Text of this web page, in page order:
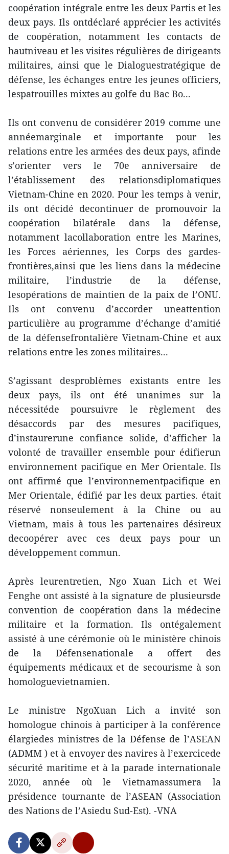
coopération intégrale entre les deux Partis et les
deux pays. Ils ontdéclaré apprécier les activités
de coopération, notamment les contacts de
hautniveau et les visites régulières de dirigeants
militaires, ainsi que le Dialoguestratégique de
défense, les échanges entre les jeunes officiers,
lespatrouilles mixtes au golfe du Bac Bo...
Ils ont convenu de considérer 2019 comme une
annéemarginale et importante pour les
relations entre les armées des deux pays, afinde
s’orienter vers le 70e anniversaire de
l’établissement des relationsdiplomatiques
Vietnam-Chine en 2020. Pour les temps à venir,
ils ont décidé decontinuer de promouvoir la
coopération bilatérale dans la défense,
notamment lacollaboration entre les Marines,
les Forces aériennes, les Corps des gardes-
frontières,ainsi que les liens dans la médecine
militaire, l’industrie de la défense,
lesopérations de maintien de la paix de l’ONU.
Ils ont convenu d’accorder uneattention
particulière au programme d’échange d’amitié
de la défensefrontalière Vietnam-Chine et aux
relations entre les zones militaires...
S’agissant desproblèmes existants entre les
deux pays, ils ont été unanimes sur la
nécessitéde poursuivre le règlement des
désaccords par des mesures pacifiques,
d’instaurerune confiance solide, d’afficher la
volonté de travailler ensemble pour édifierun
environnement pacifique en Mer Orientale. Ils
ont affirmé que l’environnementpacifique en
Mer Orientale, édifié par les deux parties. était
réservé nonseulement à la Chine ou au
Vietnam, mais à tous les partenaires désireux
decoopérer avec ces deux pays pour un
développement commun.
Après leurentretien, Ngo Xuan Lich et Wei
Fenghe ont assisté à la signature de plusieursde
convention de coopération dans la médecine
militaire et la formation. Ils ontégalement
assisté à une cérémonie où le ministère chinois
de la Défensenationale a offert des
équipements médicaux et de secourisme à son
homologuevietnamien.
Le ministre NgoXuan Lich a invité son
homologue chinois à participer à la conférence
élargiedes ministres de la Défense de l’ASEAN
(ADMM ) et à envoyer des navires à l’exercicede
sécurité maritime et à la parade internationale
2020, année où le Vietnamassumera la
présidence tournante de l’ASEAN (Association
des Nations de l’Asiedu Sud-Est). -VNA